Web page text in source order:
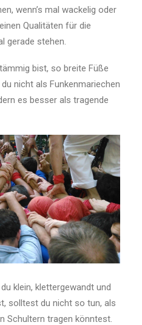
wenn’s mal wackelig oder
Qualitäten für die
gerade stehen.
bist, so breite Füße
nicht als Funkenmariechen
es besser als tragende
klein, klettergewandt und
solltest du nicht so tun, als
Schultern tragen könntest.